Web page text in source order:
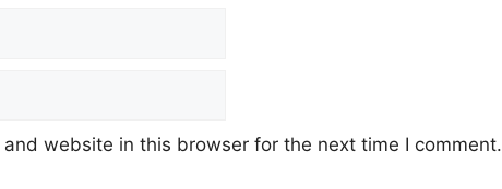
and website in this browser for the next time I comment.